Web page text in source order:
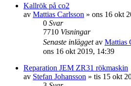
Kallrök på co2
av Mattias Carlsson » ons 16 okt
0 Svar
7710 Visningar
Senaste inläggetav Mattias
ons 16 okt 2019, 14:39
Reparation JEM ZR31 rökmaskin
av Stefan Johansson » tis 15 okt